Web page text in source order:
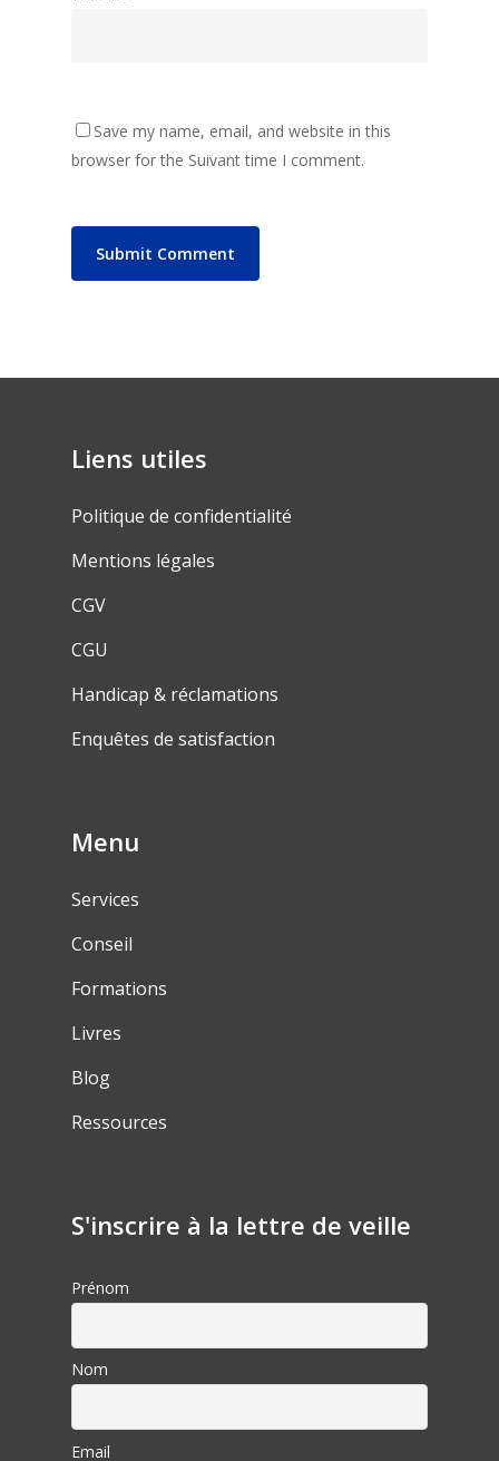
Save my name, email, and website in this
browser for the Suivant time I comment.
Liens utiles
Politique de confidentialité
Mentions légales
CGV
CGU
Handicap & réclamations
Enquêtes de satisfaction
Menu
Services
Conseil
Formations
Livres
Blog
Ressources
S'inscrire à la lettre de veille
Prénom
Nom
Email